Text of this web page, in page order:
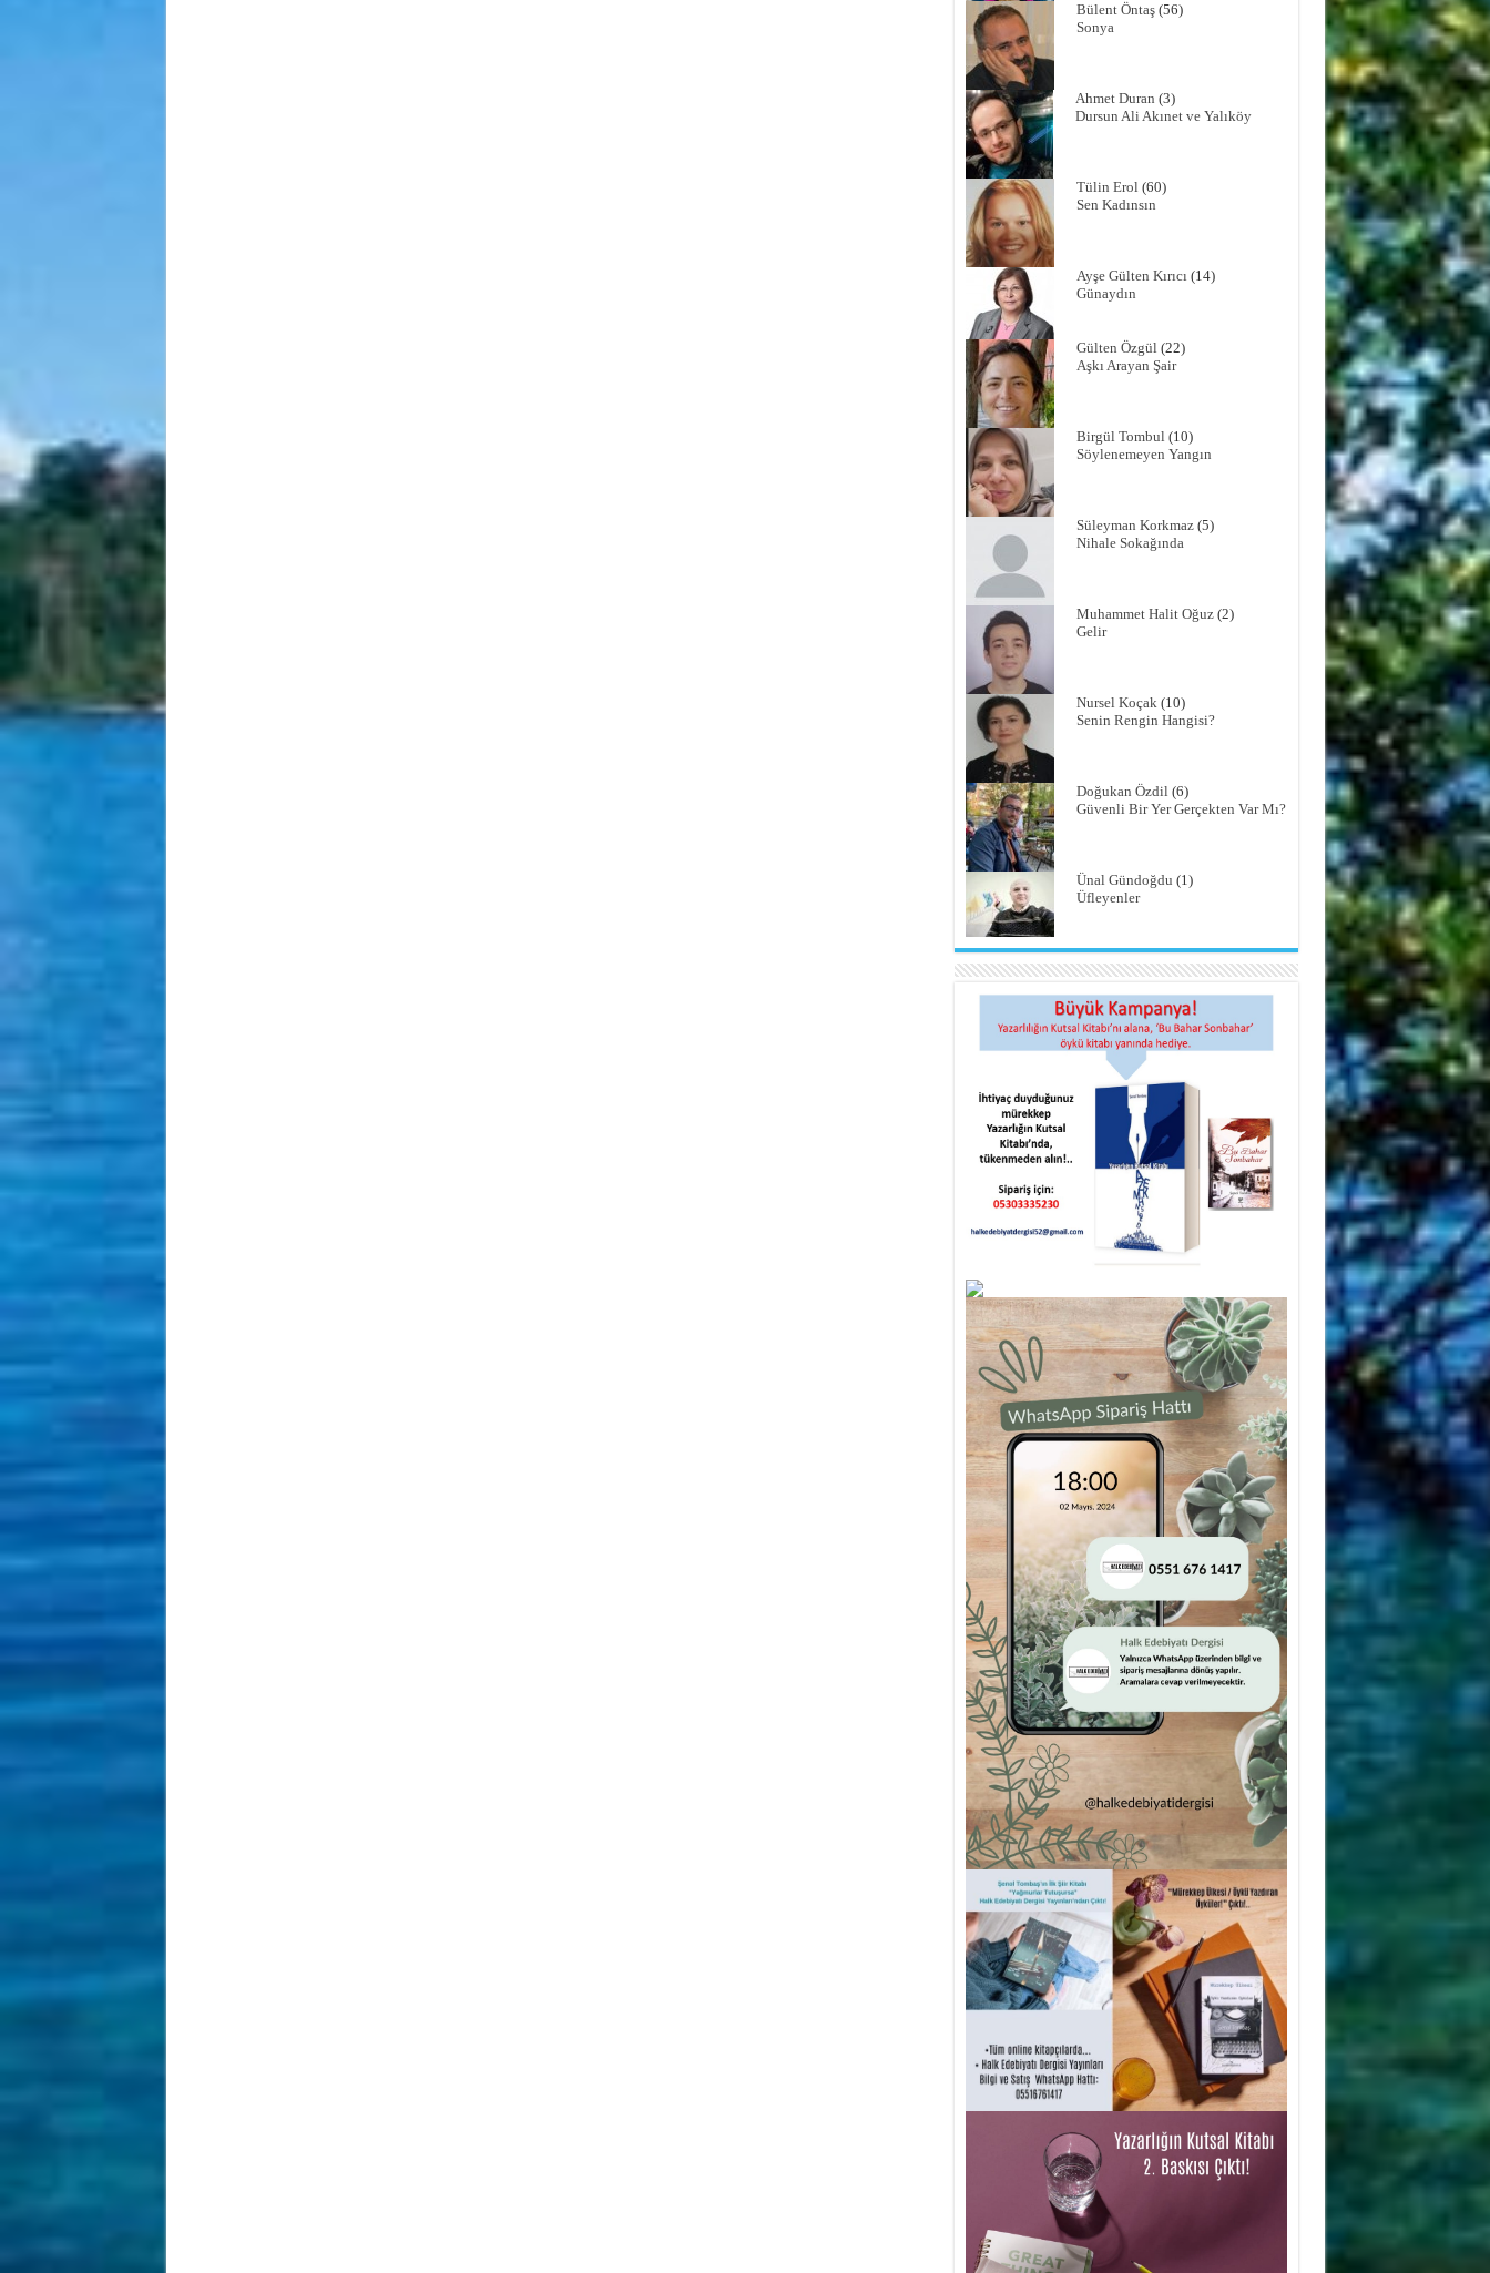
Bülent Öntaş(56)
Sonya
Ahmet Duran (3)
Dursun Ali Akınet ve Yalıköy
Tülin Erol(60)
Sen Kadınsın
Ayşe Gülten Kırıcı(14)
Günaydın
Gülten Özgül(22)
Aşkı Arayan Şair
Birgül Tombul(10)
Söylenemeyen Yangın
Süleyman Korkmaz(5)
Nihale Sokağında
Muhammet Halit Oğuz(2)
Gelir
Nursel Koçak(10)
Senin Rengin Hangisi?
Doğukan Özdil(6)
Güvenli Bir Yer Gerçekten Var Mı?
Ünal Gündoğdu (1)
Üfleyenler